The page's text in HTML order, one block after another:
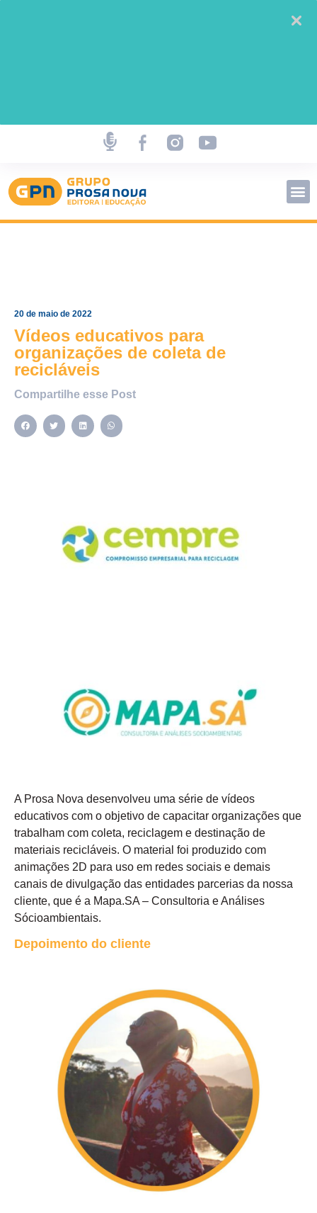
20 de maio de 2022
Vídeos educativos para
organizações de coleta de
recicláveis
Compartilhe esse Post
A Prosa Nova desenvolveu uma série de vídeos
educativos com o objetivo de capacitar organizações que
trabalham com coleta, reciclagem e destinação de
materiais recicláveis. O material foi produzido com
animações 2D para uso em redes sociais e demais
canais de divulgação das entidades parcerias da nossa
cliente, que é a Mapa.SA – Consultoria e Análises
Sócioambientais.
Depoimento do cliente